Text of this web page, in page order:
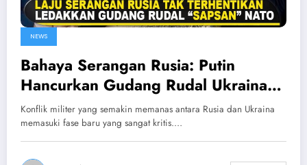
NEWS
Bahaya Serangan Rusia: Putin
Hancurkan Gudang Rudal Ukraina
yang Didanai NATO
Konflik militer yang semakin memanas antara Rusia dan Ukraina
memasuki fase baru yang sangat kritis.…